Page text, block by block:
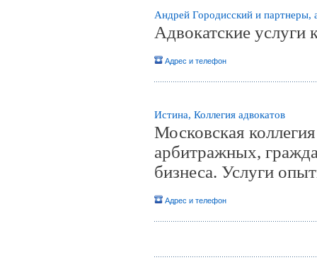
Андрей Городисский и партнеры,
Адвокатские
Адрес и телефон
Истина, Коллегия адвокатов
Московская
арбитражных,
бизнеса. Услуги
Адрес и телефон